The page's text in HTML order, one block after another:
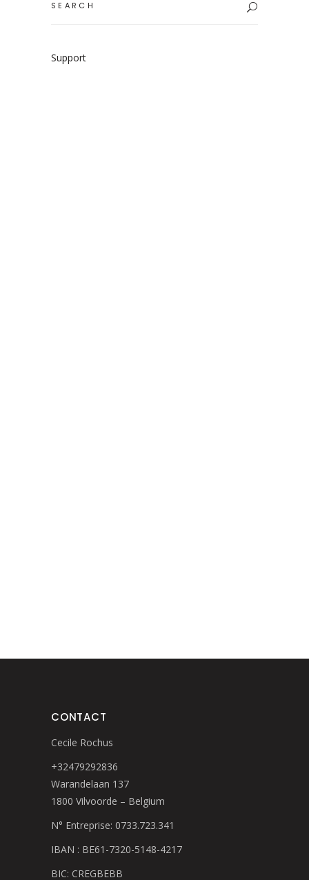
for:
Support
CONTACT
Cecile Rochus
+32479292836
Warandelaan 137
1800 Vilvoorde – Belgium
N° Entreprise: 0733.723.341
IBAN : BE61-7320-5148-4217
BIC: CREGBEBB